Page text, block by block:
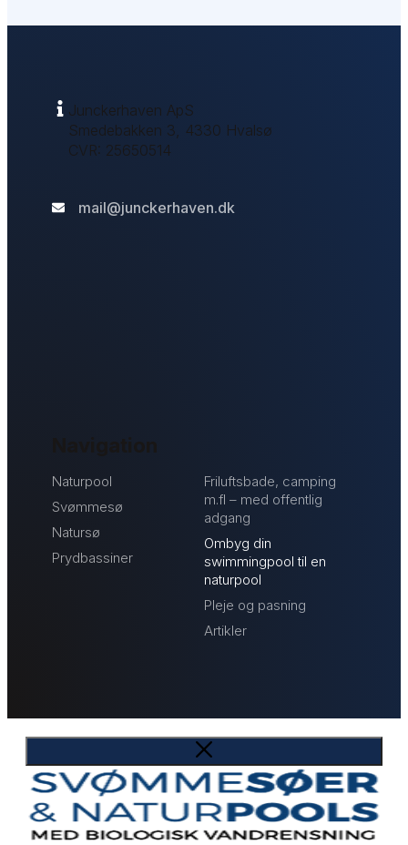
Junckerhaven ApS
Smedebakken 3, 4330 Hvalsø
CVR: 25650514​
mail@junckerhaven.dk
Naturpool
Svømmesø
Natursø
Prydbassiner
Friluftsbade, camping
m.fl – med offentlig
adgang
Ombyg din
swimmingpool til en
naturpool
Pleje og pasning
Artikler